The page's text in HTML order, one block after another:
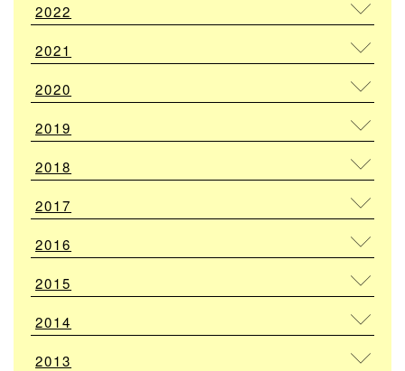
2022
2021
2020
2019
2018
2017
2016
2015
2014
2013